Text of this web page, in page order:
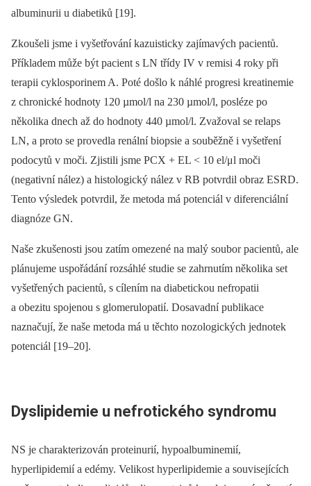
albuminurii u diabetiků [19].
Zkoušeli jsme i vyšetřování kazuisticky zajímavých pacientů.
Příkladem může být pacient s LN třídy IV v remisi 4 roky při
terapii cyklosporinem A. Poté došlo k náhlé progresi kreatin­emie
z chronické hodnoty 120 µmol/l na 230 µmol/l, posléze po
několika dnech až do hodnoty 440 µmol/l. Zvažoval se relaps
LN, a proto se provedla renální biopsie a souběžně i vyšetření
podocytů v moči. Zjistili jsme PCX + EL < 10 el/μl moči
(negativní nález) a histologický nález v RB potvrdil obraz ESRD.
Tento výsledek potvrdil, že metoda má potenciál v diferenciální
diagnóze GN.
Naše zkušenosti jsou zatím omezené na malý soubor pacientů, ale
plánujeme uspořádání rozsáhlé studie se zahrnutím několika set
vyšetřených pacientů, s cílením na diabetickou nefropatii
a obezitu spojenou s glomerulopatií. Dosavadní publikace
naznačují, že naše metoda má u těchto nozologických jednotek
potenciál [19–20].
Dyslipidemie u nefrotického syndromu
NS je charakterizován proteinurií, hypoalbuminemií,
hyperlipidemií a edémy. Velikost hyperlipidemie a souvisejících